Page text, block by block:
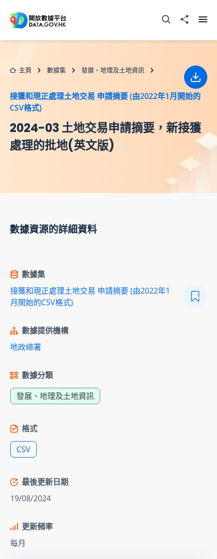
打開搜尋器分享至
主頁 數據集 發展、地理及土地資訊
接獲和現正處理土地交易 申請摘要 (由2022年1月開始的
CSV格式)
2024-03 土地交易申請摘要，新接獲
處理的批地(英文版)
下載
數據資源的詳細資料
數據集
接獲和現正處理土地交易 申請摘要 (由2022年1
月開始的CSV格式)
數據提供機構
地政總署
數據分類
發展、地理及土地資訊
格式
CSV
最後更新日期
19/08/2024
更新頻率
每月